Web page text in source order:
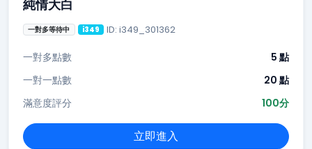
純情大白
一對多等待中 i349 ID: i349_301362
一對多點數
5 點
一對一點數
20 點
滿意度評分
100分
立即進入